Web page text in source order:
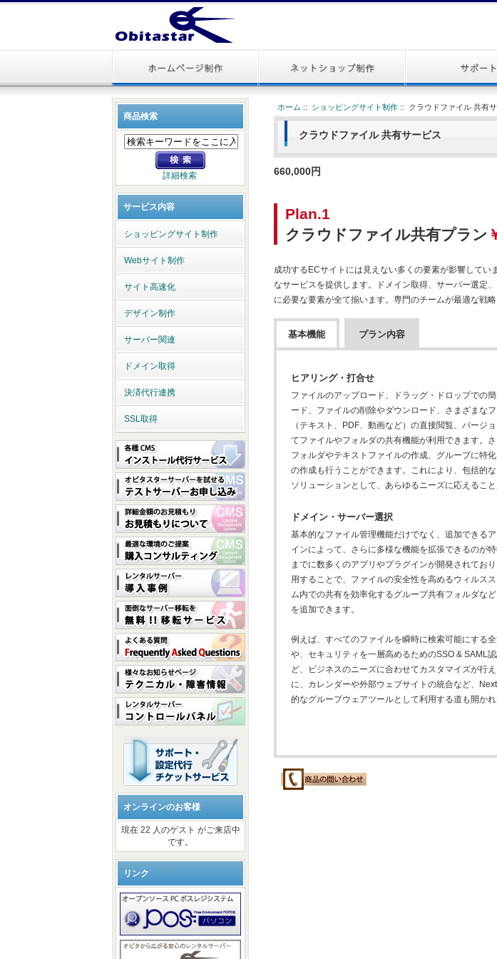
商品検索
詳細検索
サービス内容
ショッピングサイト制作
Webサイト制作
サイト高速化
デザイン制作
サーバー関連
ドメイン取得
決済代行連携
SSL取得
オンラインのお客様
現在 22 人のゲスト がご来店中
です。
リンク
ホーム :: ショッピングサイト制作 :: クラウドファイル 共有
クラウドファイル 共有サービス
660,000円
Plan.1
クラウドファイル共有プラン
成功するECサイトには見えない多くの要素が影響して
なサービスを提供します。ドメイン取得、サーバー選定
に必要な要素が全て揃います。専門のチームが最適な戦
基本機能 プラン内容
ヒアリング・打合せ
ファイルのアップロード、ドラッグ・ドロップでの
ード、ファイルの削除やダウンロード、さまざまな
（テキスト、PDF、動画など）の直接閲覧、バージ
てファイルやフォルダの共有機能が利用できます。
フォルダやテキストファイルの作成、グループに特
の作成も行うことができます。これにより、包括的
ソリューションとして、あらゆるニーズに応えること
ドメイン・サーバー選択
基本的なファイル管理機能だけでなく、追加できる
インによって、さらに多様な機能を拡張できるのが
までに数多くのアプリやプラグインが開発されてお
用することで、ファイルの安全性を高めるウィルス
ム内での共有を効率化するグループ共有フォルダな
を追加できます。
例えば、すべてのファイルを瞬時に検索可能にする
や、セキュリティを一層高めるためのSSO & SAML
ど、ビジネスのニーズに合わせてカスタマイズが行
に、カレンダーや外部ウェブサイトの統合など、
的なグループウェアツールとして利用する道も開かれ